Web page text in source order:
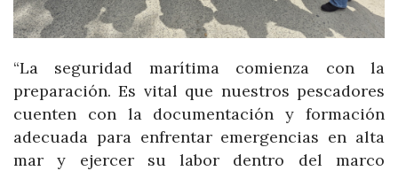
“La seguridad marítima comienza con la
preparación. Es vital que nuestros pescadores
cuenten con la documentación y formación
adecuada para enfrentar emergencias en alta
mar y ejercer su labor dentro del marco